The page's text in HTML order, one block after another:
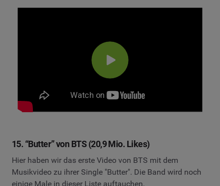
15. “Butter” von BTS (20,9 Mio. Likes)
Hier haben wir das erste Video von BTS mit dem
Musikvideo zu ihrer Single "Butter". Die Band wird noch
einige Male in dieser Liste auftauchen.